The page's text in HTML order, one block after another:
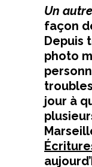
Un
façon
Depuis
photo
jour à